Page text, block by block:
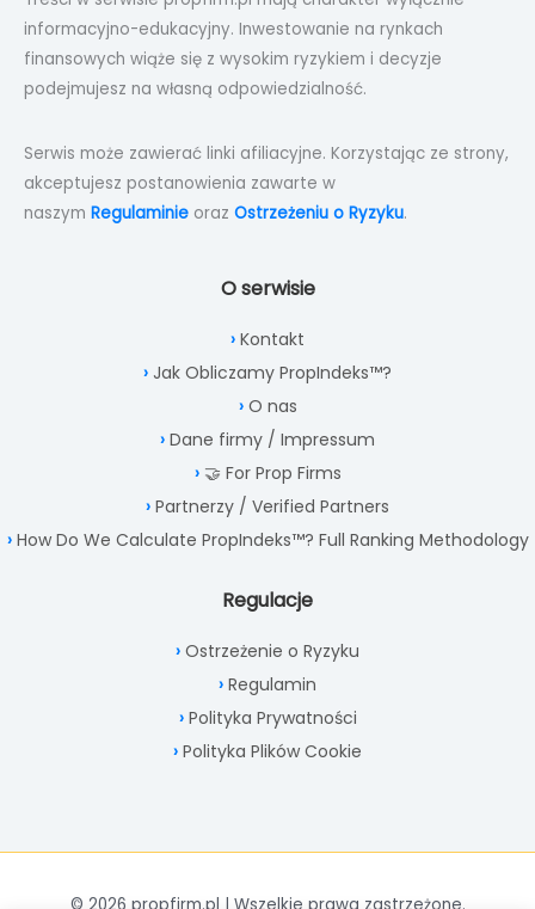
informacyjno-edukacyjny. Inwestowanie na rynkach
finansowych wiąże się z wysokim ryzykiem i decyzje
podejmujesz na własną odpowiedzialność.
Serwis może zawierać linki afiliacyjne. Korzystając ze strony,
akceptujesz postanowienia zawarte w
naszym Regulaminie oraz Ostrzeżeniu o Ryzyku.
O serwisie
Kontakt
Jak Obliczamy PropIndeks™?
O nas
Dane firmy / Impressum
🤝 For Prop Firms
Partnerzy / Verified Partners
How Do We Calculate PropIndeks™? Full Ranking Methodology
Regulacje
Ostrzeżenie o Ryzyku
Regulamin
Polityka Prywatności
Polityka Plików Cookie